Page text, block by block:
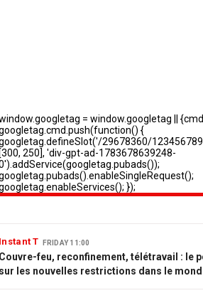
Instant T FRIDAY 11:00
Couvre-feu, reconfinement, télétravail : le
sur les nouvelles restrictions dans le